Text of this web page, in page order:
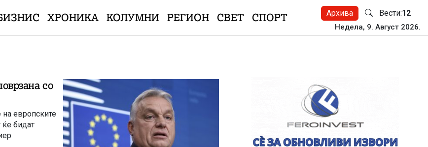
ХРОНИКА КОЛУМНИ РЕГИОН СВЕТ СПОРТ Архива Вести:12
Недела, 9. Август 2026.
со
на европските
бидат